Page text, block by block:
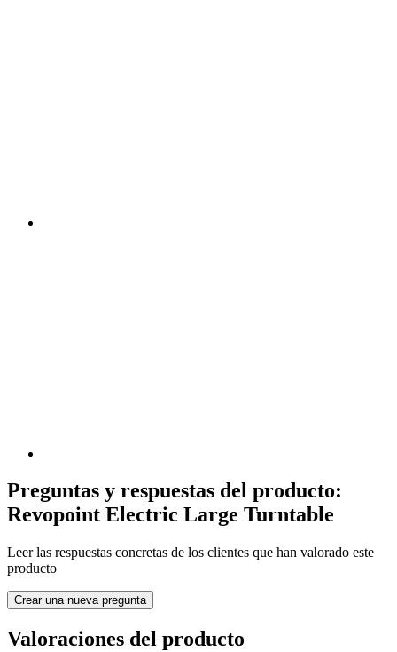
Preguntas y respuestas del producto:
Revopoint Electric Large Turntable
Leer las respuestas concretas de los clientes que han valorado este
producto
Crear una nueva pregunta
Valoraciones del producto